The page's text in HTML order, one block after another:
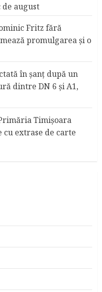
de august
Fritz fără
promulgarea și o
în șanț după un
dintre DN 6 și A1,
Timişoara
extrase de carte